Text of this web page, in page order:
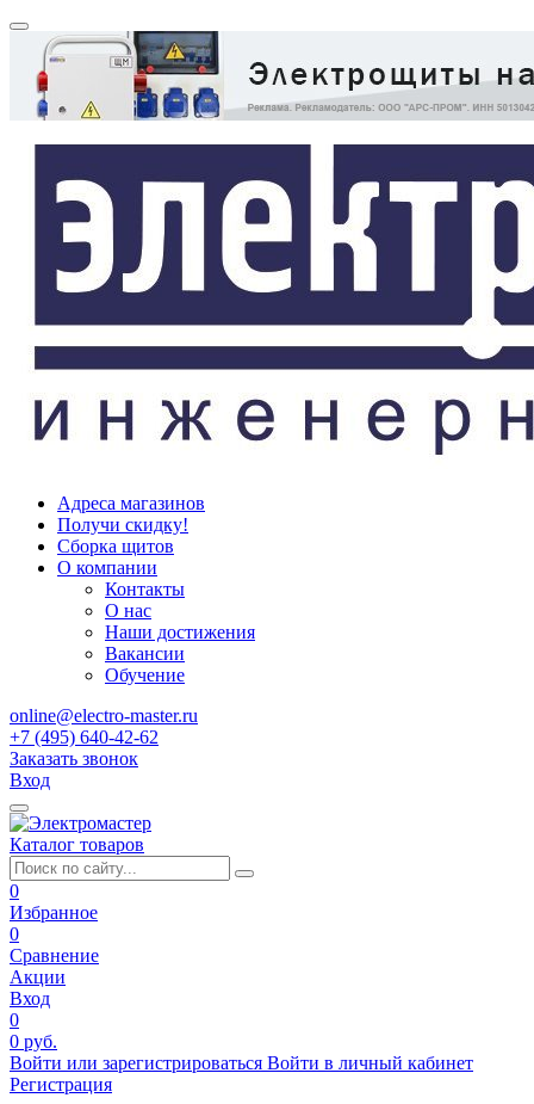
Адреса магазинов
Получи скидку!
Сборка щитов
О компании
Контакты
О нас
Наши достижения
Вакансии
Обучение
online@electro-master.ru
+7 (495) 640-42-62
Заказать звонок
Вход
Каталог товаров
0
Избранное
0
Сравнение
Акции
Вход
0
0 руб.
Войти или зарегистрироваться Войти в личный кабинет
Регистрация